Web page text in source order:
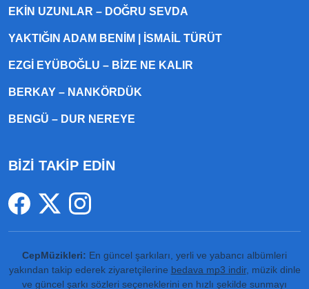
EKIN UZUNLAR – DOĞRU SEVDA
YAKTIĞIN ADAM BENIM | İSMAIL TÜRÜT
EZGI EYÜBOĞLU – BIZE NE KALIR
BERKAY – NANKÖRDÜK
BENGÜ – DUR NEREYE
BİZİ TAKİP EDİN
CepMüzikleri: En güncel şarkıları, yerli ve yabancı albümleri
yakından takip ederek ziyaretçilerine bedava mp3 indir, müzik dinle
ve güncel şarkı sözleri seçeneklerini en hızlı şekilde sunmayı